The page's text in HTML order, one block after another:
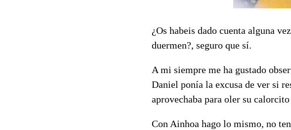
¿Os habeis dado cuenta alguna
duermen?, seguro que sí.
A mi siempre me ha gustado
Daniel ponía la excusa de ver si
aprovechaba para oler su
Con Ainhoa hago lo mismo, no